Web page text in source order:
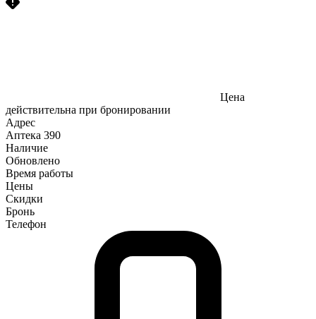
Цена
действительна при бронировании
Адрес
Аптека 390
Наличие
Обновлено
Время работы
Цены
Скидки
Бронь
Телефон